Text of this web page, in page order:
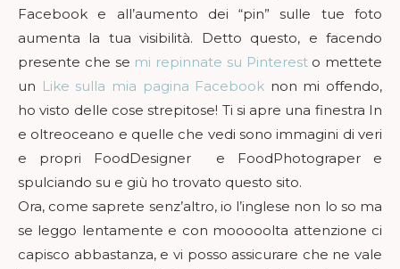
Facebook e all’aumento dei “pin” sulle tue foto
aumenta la tua visibilità. Detto questo, e facendo
presente che se mi repinnate su Pinterest o mettete
un Like sulla mia pagina Facebook non mi offendo,
ho visto delle cose strepitose! Ti si apre una finestra In
e oltreoceano e quelle che vedi sono immagini di veri
e propri FoodDesigner e FoodPhotograper e
spulciando su e giù ho trovato questo sito.
Ora, come saprete senz’altro, io l’inglese non lo so ma
se leggo lentamente e con mooooolta attenzione ci
capisco abbastanza, e vi posso assicurare che ne vale